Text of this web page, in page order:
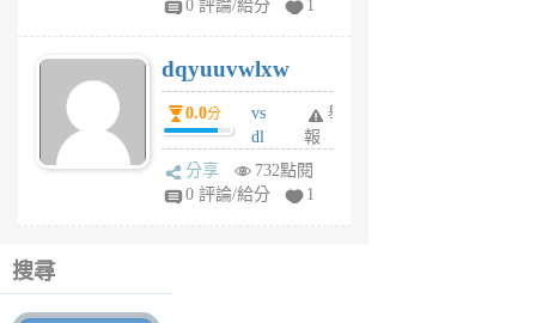
6
個
月
前
0 評論/給分
1
dqyuuvwlxw
0.0分
vs
dl
sq
fy
舉
報
分享
732點閱
0 評論/給分
1
搜尋